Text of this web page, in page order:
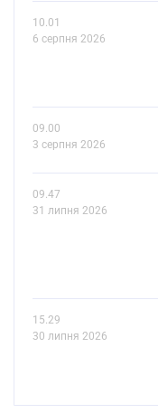
10.01
6 серпня 2026
09.00
3 серпня 2026
09.47
31 липня 2026
15.29
30 липня 2026